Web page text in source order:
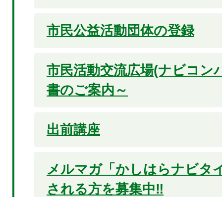
市民公益活動団体の登録
市民活動交流広場(ナビコン
書のご案内～
出前講座
メルマガ「かしはらナビタ
される方を募集中‼